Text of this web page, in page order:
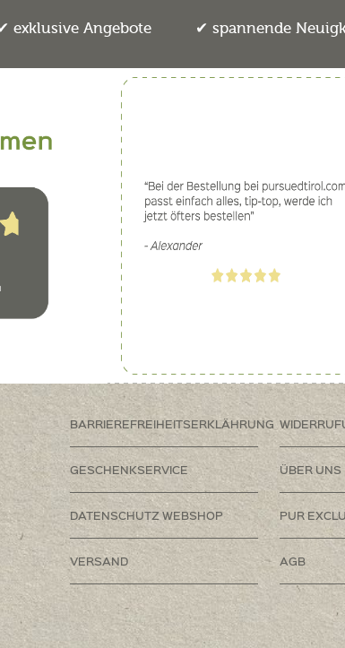
exklusive Angebote spannende
BARRIEREFREIHEITSERKLÄHRUNG
GESCHENKSERVICE ÜBER UNS
DATENSCHUTZ WEBSHOP PUR
VERSAND AGB